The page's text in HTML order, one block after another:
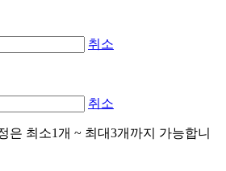
취소
취소
은 최소1개 ~ 최대3개까지 가능합니